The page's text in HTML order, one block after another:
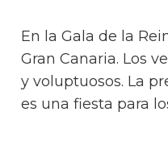
En la Gala de la
Gran Canaria. Los
y voluptuosos. La
es una fiesta para